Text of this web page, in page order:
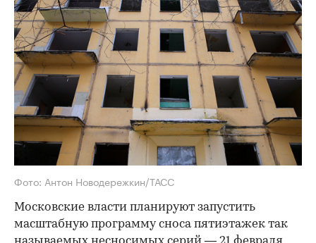
Фото: Антон Новодережкин/ТАСС
Московские власти планируют запустить
масштабную программу сноса пятиэтажек так